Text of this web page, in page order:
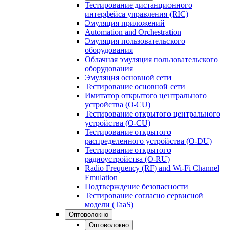
Тестирование дистанционного
интерфейса управления (RIC)
Эмуляция приложений
Automation and Orchestration
Эмуляция пользовательского
оборудования
Облачная эмуляция пользовательского
оборудования
Эмуляция основной сети
Тестирование основной сети
Имитатор открытого центрального
устройства (O-CU)
Тестирование открытого центрального
устройства (O-CU)
Тестирование открытого
распределенного устройства (O-DU)
Тестирование открытого
радиоустройства (O-RU)
Radio Frequency (RF) and Wi-Fi Channel
Emulation
Подтверждение безопасности
Тестирование согласно сервисной
модели (TaaS)
Оптоволокно
Оптоволокно